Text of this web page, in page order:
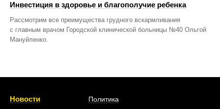
Инвестиция в здоровье и благополучие ребенка
Рассмотрим все преимущества грудного вскармливания
с главным врачом Городской клинической больницы №40 Ольгой
Мануйленко.
Новости
Политика